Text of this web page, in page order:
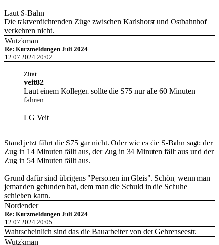
Laut S-Bahn
Die taktverdichtenden Züge zwischen Karlshorst und Ostbahnhof
verkehren nicht.
Wutzkman
Re: Kurzmeldungen Juli 2024
12.07.2024 20:02
Zitat
veit82
Laut einem Kollegen sollte die S75 nur alle 60 Minuten
fahren.
LG Veit
Stand jetzt fährt die S75 gar nicht. Oder wie es die S-Bahn sagt: der
Zug in 14 Minuten fällt aus, der Zug in 34 Minuten fällt aus und der
Zug in 54 Minuten fällt aus.
Grund dafür sind übrigens "Personen im Gleis". Schön, wenn man
jemanden gefunden hat, dem man die Schuld in die Schuhe
schieben kann.
Nordender
Re: Kurzmeldungen Juli 2024
12.07.2024 20:05
Wahrscheinlich sind das die Bauarbeiter von der Gehrenseestr.
Wutzkman